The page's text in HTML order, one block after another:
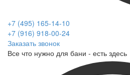
+7 (495) 165-14-10
+7 (916) 918-00-24
Заказать звонок
Все что нужно для бани - есть здесь